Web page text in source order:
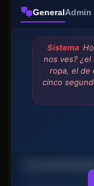
GeneralAdmin
Sistema
nos ves? ¿el
ropa, el de
cinco